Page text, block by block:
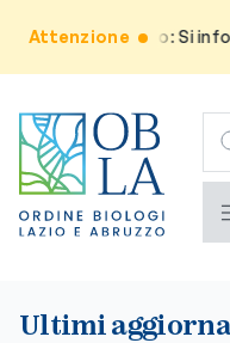
AttenzioneAvviso: Si
Ultimi